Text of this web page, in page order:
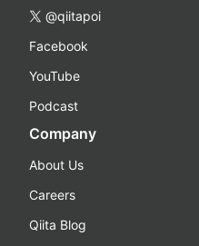
@qiitapoi
Facebook
YouTube
Podcast
Company
About Us
Careers
Qiita Blog